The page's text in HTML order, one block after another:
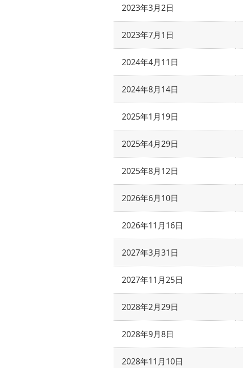
2023年3月2日
2023年7月1日
2024年4月11日
2024年8月14日
2025年1月19日
2025年4月29日
2025年8月12日
2026年6月10日
2026年11月16日
2027年3月31日
2027年11月25日
2028年2月29日
2028年9月8日
2028年11月10日